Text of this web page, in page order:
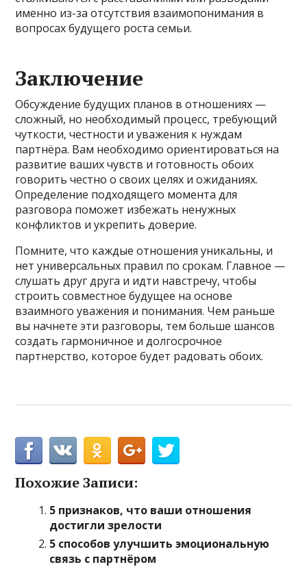
именно из-за отсутствия взаимопонимания в
вопросах будущего роста семьи.
Заключение
Обсуждение будущих планов в отношениях —
сложный, но необходимый процесс, требующий
чуткости, честности и уважения к нуждам
партнёра. Вам необходимо ориентироваться на
развитие ваших чувств и готовность обоих
говорить честно о своих целях и ожиданиях.
Определение подходящего момента для
разговора поможет избежать ненужных
конфликтов и укрепить доверие.
Помните, что каждые отношения уникальны, и
нет универсальных правил по срокам. Главное —
слушать друг друга и идти навстречу, чтобы
строить совместное будущее на основе
взаимного уважения и понимания. Чем раньше
вы начнете эти разговоры, тем больше шансов
создать гармоничное и долгосрочное
партнерство, которое будет радовать обоих.
Похожие Записи:
5 признаков, что ваши отношения
достигли зрелости
5 способов улучшить эмоциональную
связь с партнёром